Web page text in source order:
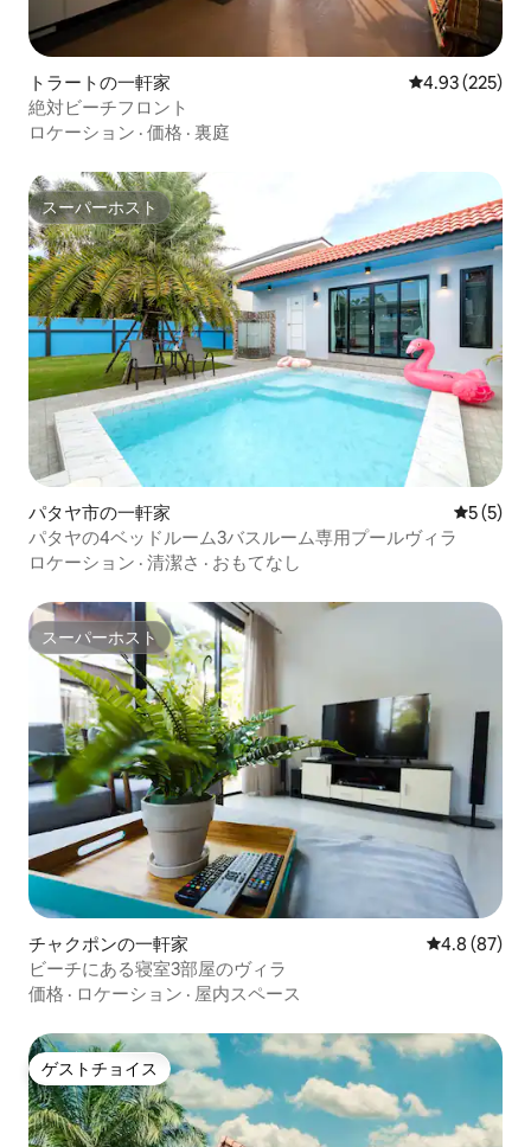
トラートの一軒家 レビュー225
4.93 (225)
絶対ビーチフロント
ロケーション · 価格 · 裏庭
スーパーホスト
スーパーホスト
パタヤ市の一軒家 レビュー
5 (5)
パタヤの4ベッドルーム3バスルーム専用プールヴィラ
ロケーション · 清潔さ · おもてなし
スーパーホスト
スーパーホスト
チャクポンの一軒家 レビュー87
4.8 (87)
ビーチにある寝室3部屋のヴィラ
価格 · ロケーション · 屋内スペース
ゲストチョイス
ゲストチョイス